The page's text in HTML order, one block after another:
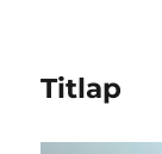
Titlap